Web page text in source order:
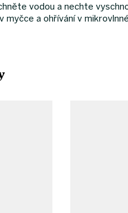
vodou a nechte
myčce a ohřívání v